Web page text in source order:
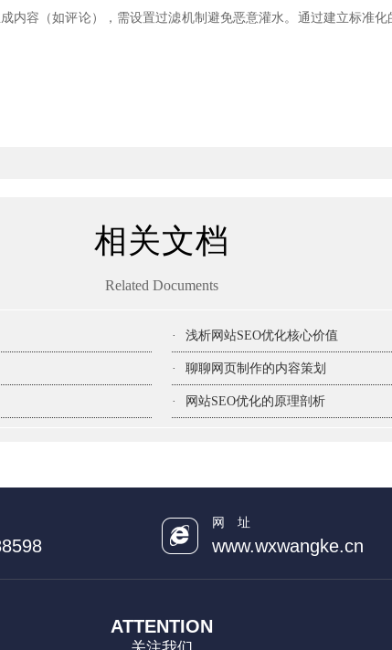
容（如评论），需设置过滤机制避免恶意灌水。通过建立标准化
相关文档
Related Documents
· 浅析网站SEO优化核心价值
· 聊聊网页制作的内容策划
· 网站SEO优化的原理剖析
网 址
www.wxwangke.cn
ATTENTION